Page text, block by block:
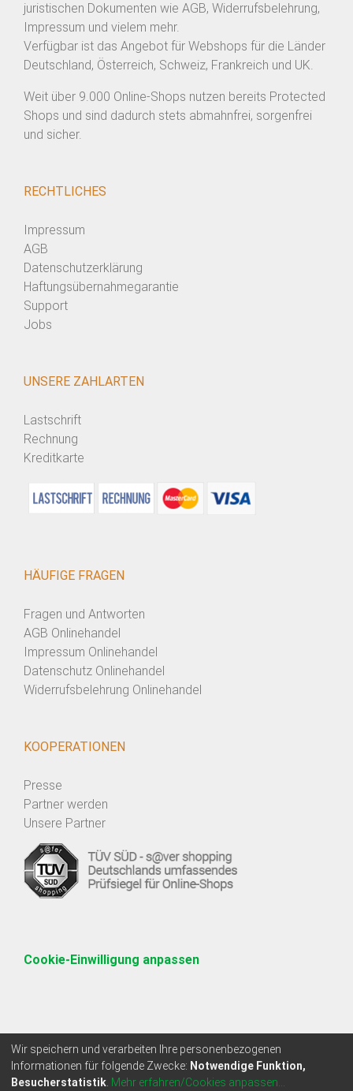
juristischen Dokumenten wie AGB, Widerrufsbelehrung,
Impressum und vielem mehr.
Verfügbar ist das Angebot für Webshops für die Länder
Deutschland, Österreich, Schweiz, Frankreich und UK.
Weit über 9.000 Online-Shops nutzen bereits Protected
Shops und sind dadurch stets abmahnfrei, sorgenfrei
und sicher.
RECHTLICHES
Impressum
AGB
Datenschutzerklärung
Haftungsübernahmegarantie
Support
Jobs
UNSERE ZAHLARTEN
Lastschrift
Rechnung
Kreditkarte
HÄUFIGE FRAGEN
Fragen und Antworten
AGB Onlinehandel
Impressum Onlinehandel
Datenschutz Onlinehandel
Widerrufsbelehrung Onlinehandel
KOOPERATIONEN
Presse
Partner werden
Unsere Partner
Cookie-Einwilligung anpassen
* Alle Preise zzgl. Mehrwertsteuer
Wir speichern und verarbeiten Ihre personenbezogenen
Informationen für folgende Zwecke: Notwendige Funktion,
Besucherstatistik Mehr erfahren/Cookies anpassen...